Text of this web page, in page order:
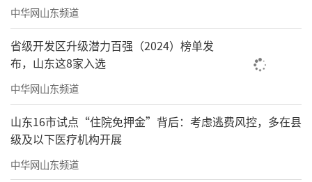
中华网山东频道
省级开发区升级潜力百强（2024）榜单发
布，山东这8家入选
中华网山东频道
山东16市试点“住院免押金”背后：考虑逃费风控，多在县
级及以下医疗机构开展
中华网山东频道